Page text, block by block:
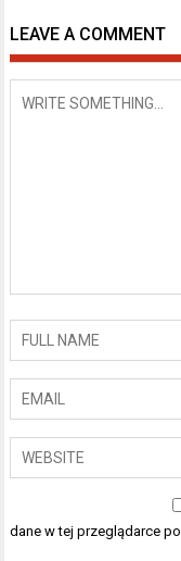
LEAVE A COMMENT
dane w tej przeglądarce